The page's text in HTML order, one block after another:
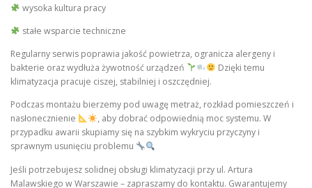
wysoka kultura pracy
stałe wsparcie techniczne
Regularny serwis poprawia jakość powietrza, ogranicza alergeny i
bakterie oraz wydłuża żywotność urządzeń
Dzięki temu
klimatyzacja pracuje ciszej, stabilniej i oszczędniej.
Podczas montażu bierzemy pod uwagę metraż, rozkład pomieszczeń i
nasłonecznienie
, aby dobrać odpowiednią moc systemu. W
przypadku awarii skupiamy się na szybkim wykryciu przyczyny i
sprawnym usunięciu problemu
Jeśli potrzebujesz solidnej obsługi klimatyzacji przy ul. Artura
Malawskiego w Warszawie – zapraszamy do kontaktu. Gwarantujemy